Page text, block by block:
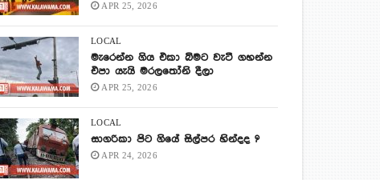
APR 25, 2026
LOCAL
මැරෙන්න ගිය එකා බිමට වැටී ගහන්න
එපා යැයි මරලතෝනි දීලා
APR 25, 2026
LOCAL
සාගරිකා පිට ගියේ සිල්පර හින්දද ?
APR 24, 2026